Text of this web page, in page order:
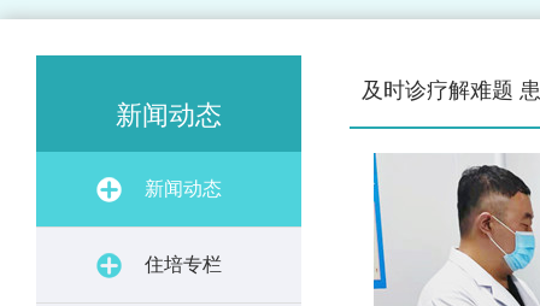
新闻动态
新闻动态
住培专栏
及时诊疗解难题